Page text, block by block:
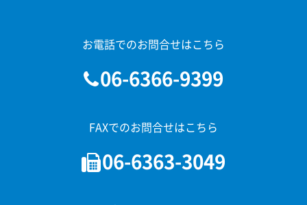
お電話でのお問合せはこちら
06-6366-9399
FAXでのお問合せはこちら
06-6363-3049